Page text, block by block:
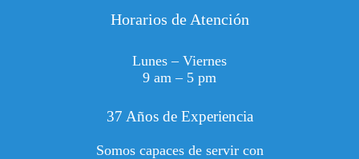
Horarios de Atención
Lunes – Viernes
9 am – 5 pm
37 Años de Experiencia
Somos capaces de servir con